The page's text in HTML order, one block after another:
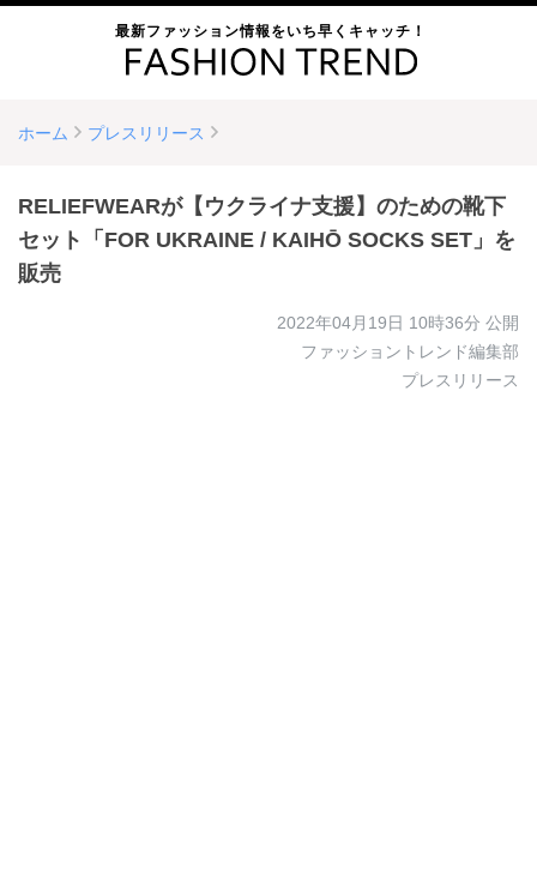
最新ファッション情報をいち早くキャッチ！
ホーム プレスリリース
RELIEFWEARが【ウクライナ支援】のための靴下
セット「FOR UKRAINE / KAIHŌ SOCKS SET」を
販売
2022年04月19日 10時36分 公開
ファッショントレンド編集部
プレスリリース